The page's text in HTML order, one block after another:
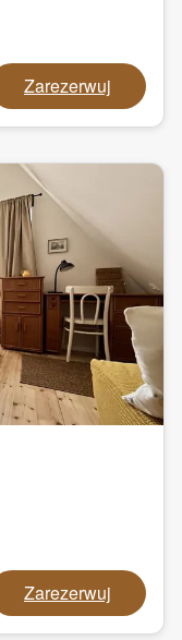
Zarezerwuj
Zarezerwuj